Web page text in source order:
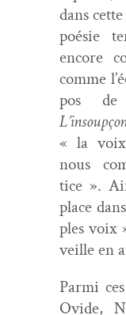
dans
poésie
encore
comme
pos
« la voix
nous
tice ».
place
ples voix
veille en
Par­mi
Ovide,